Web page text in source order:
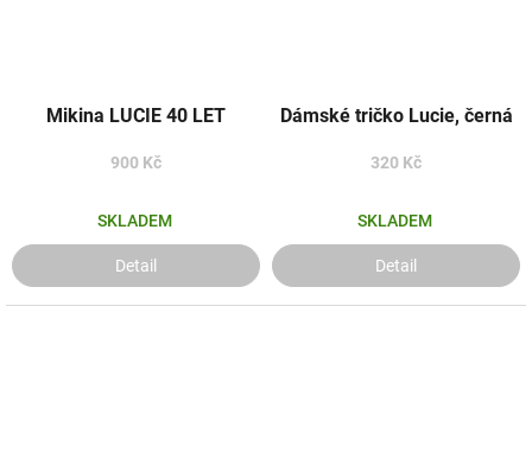
Mikina LUCIE 40 LET
900 Kč
SKLADEM
Detail
Dámské tričko Lucie, černá
320 Kč
SKLADEM
Detail